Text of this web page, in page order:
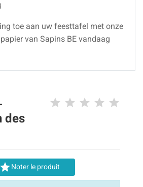
toe aan uw feesttafel met onze
van Sapins BE vandaag
des
Noter le produit